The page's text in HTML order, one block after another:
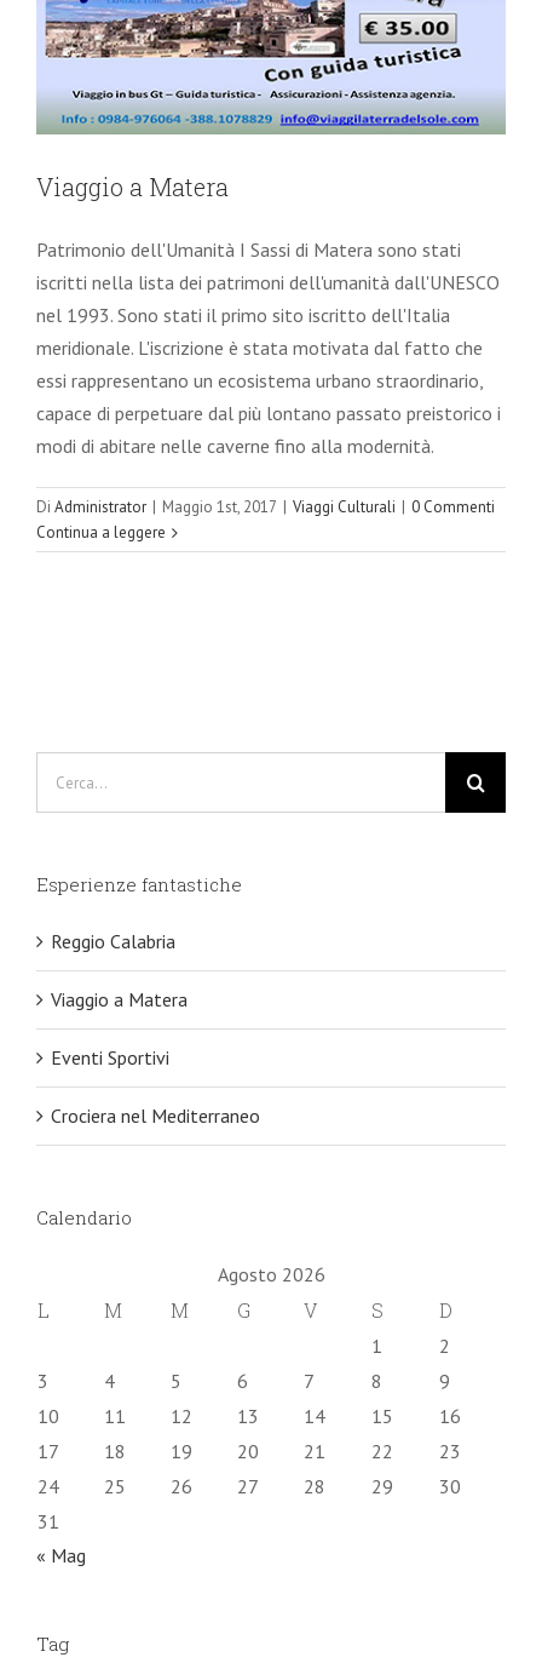
Viaggio a Matera
Patrimonio dell'Umanità I Sassi di Matera sono stati
iscritti nella lista dei patrimoni dell'umanità dall'UNESCO
nel 1993. Sono stati il primo sito iscritto dell'Italia
meridionale. L'iscrizione è stata motivata dal fatto che
essi rappresentano un ecosistema urbano straordinario,
capace di perpetuare dal più lontano passato preistorico i
modi di abitare nelle caverne fino alla modernità.
Di Administrator | Maggio 1st, 2017 | Viaggi Culturali | 0 Commenti
Continua a leggere
Esperienze fantastiche
Reggio Calabria
Viaggio a Matera
Eventi Sportivi
Crociera nel Mediterraneo
Calendario
Agosto 2026
L M M G V S D
1
2
3
4 5 6 7 8
9
10
11 12 13 14 15
16
17
18 19 20 21 22
23
24
25 26 27 28 29
30
31
« Mag
Tag